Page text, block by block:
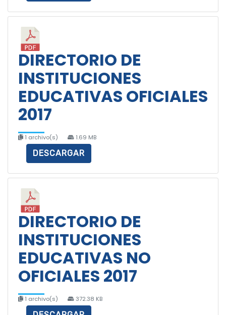
DIRECTORIO DE
INSTITUCIONES
EDUCATIVAS OFICIALES
2017
1 archivo(s) 1.69 MB
DESCARGAR
DIRECTORIO DE
INSTITUCIONES
EDUCATIVAS NO
OFICIALES 2017
1 archivo(s) 372.38 KB